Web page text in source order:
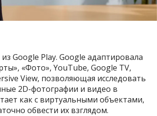
Google Play. Google адаптировала
«Фото», YouTube, Google TV,
View, позволяющая исследовать
2D-фотографии и видео в
как с виртуальными объектами,
обвести их взглядом.